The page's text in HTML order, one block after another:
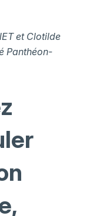
et Clotilde
Panthéon-